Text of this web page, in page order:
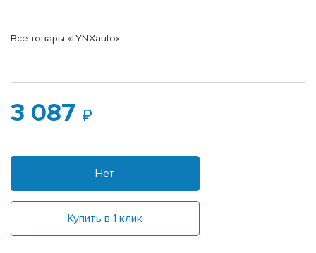
Все товары «LYNXauto»
3 087
Нет
Купить в 1 клик